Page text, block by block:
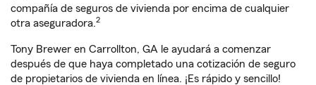
compañía de seguros de vivienda por encima de cualquier
otra aseguradora.2
Tony Brewer en Carrollton, GA le ayudará a comenzar
después de que haya completado una cotización de seguro
de propietarios de vivienda en línea. ¡Es rápido y sencillo!